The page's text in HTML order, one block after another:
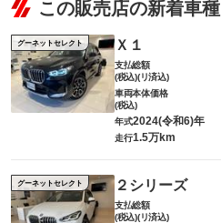
この販売店の新着車種
グーネットセレクト Ｘ１
支払総額
(税込)(リ済込)
車両本体価格
(税込)
年式2024(令和6)年
走行1.5万km
グーネットセレクト ２シリーズ
支払総額
(税込)(リ済込)